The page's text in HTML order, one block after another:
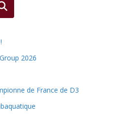
2026
de France de D3